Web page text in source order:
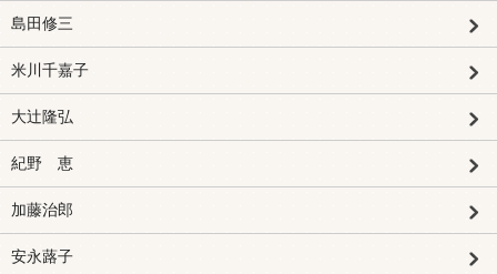
島田修三
米川千嘉子
大辻隆弘
紀野 恵
加藤治郎
安永蕗子